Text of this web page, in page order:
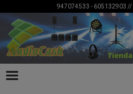
947074533 - 605132903 //